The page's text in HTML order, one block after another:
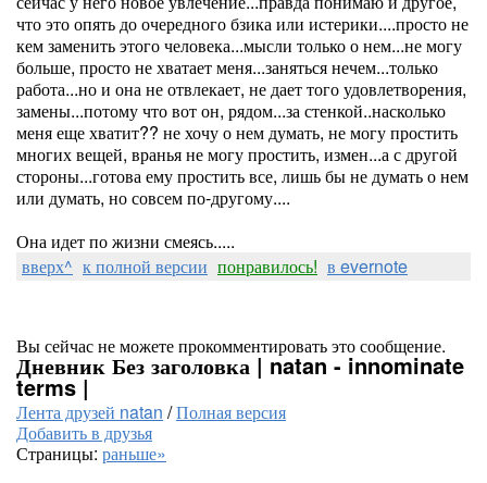
что это опять до очередного бзика или истерики....просто не
кем заменить этого человека...мысли только о нем...не могу
больше, просто не хватает меня...заняться нечем...только
работа...но и она не отвлекает, не дает того удовлетворения,
замены...потому что вот он, рядом...за стенкой..насколько
меня еще хватит?? не хочу о нем думать, не могу простить
многих вещей, вранья не могу простить, измен...а с другой
стороны...готова ему простить все, лишь бы не думать о нем
или думать, но совсем по-другому....
Она идет по жизни смеясь.....
вверх^ к полной версии понравилось! в evernote
Вы сейчас не можете прокомментировать это сообщение.
Дневник Без заголовка | natan - innominate
terms |
Лента друзей natan /Полная версия
Добавить в друзья
Страницы: раньше»